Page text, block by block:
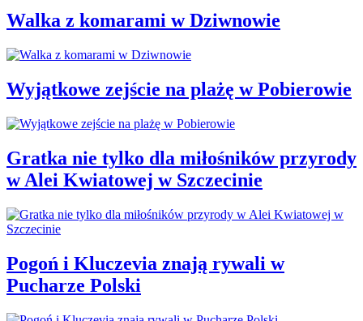
Walka z komarami w Dziwnowie
Wyjątkowe zejście na plażę w Pobierowie
Gratka nie tylko dla miłośników przyrody
w Alei Kwiatowej w Szczecinie
Pogoń i Kluczevia znają rywali w
Pucharze Polski